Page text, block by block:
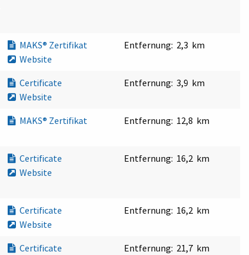
MAKS® Zertifikat
Website
Entfernung: 2,3 km
Certificate
Website
Entfernung: 3,9 km
MAKS® Zertifikat Entfernung: 12,8 km
Certificate
Website
Entfernung: 16,2 km
Certificate
Website
Entfernung: 16,2 km
Certificate
Entfernung: 21,7 km